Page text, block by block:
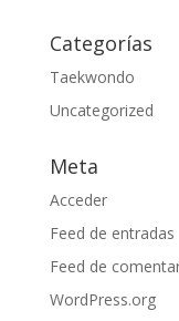
Categorías
Taekwondo
Uncategorized
Meta
Acceder
Feed de entradas
Feed de
WordPress.org